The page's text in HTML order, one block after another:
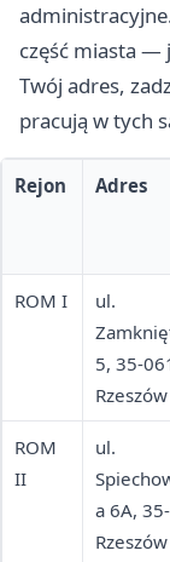
część miasta —
Twój adres,
pracują w tych
Rejon Adres
ROM I
ul.
5, 35-
Rzeszów
ROM
II
ul.
a 6A,
Rzeszów